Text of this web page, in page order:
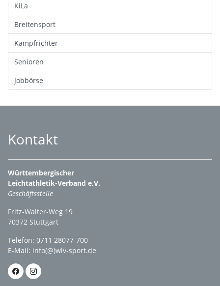
KiLa
Breitensport
Kampfrichter
Senioren
Jobbörse
Kontakt
Württembergischer
Leichtathletik-Verband e.V.
Geschäftsstelle
Fritz-Walter-Weg 19
70372 Stuttgart
Telefon: 0711 28077-700
E-Mail: info(@)wlv-sport.de